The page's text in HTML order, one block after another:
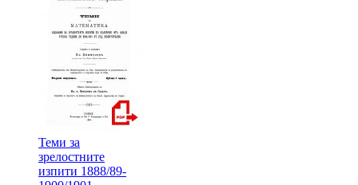
Теми за
зрелостните
изпити 1888/89-